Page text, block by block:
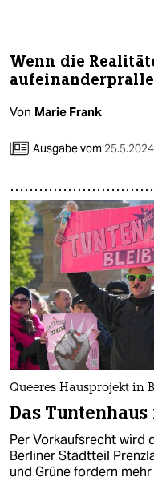
Wenn die
Von Marie Frank
Ausgabe vom 25.5.2024
Queeres Hausprojekt in
Das
Per Vorkaufsrecht wird
Berliner Stadtteil
und Grüne fordern